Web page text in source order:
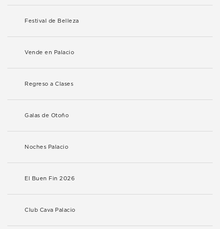
Festival de Belleza
Vende en Palacio
Regreso a Clases
Galas de Otoño
Noches Palacio
El Buen Fin 2026
Club Cava Palacio